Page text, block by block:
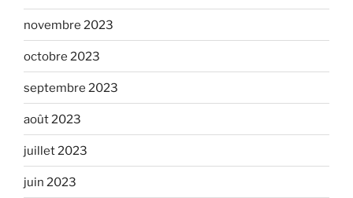
novembre 2023
octobre 2023
septembre 2023
août 2023
juillet 2023
juin 2023